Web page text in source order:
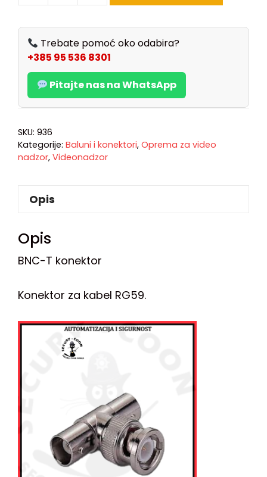
Trebate pomoć oko odabira?
+385 95 536 8301
Pitajte nas na WhatsApp
SKU: 936
Kategorije: Baluni i konektori, Oprema za video
nadzor, Videonadzor
Opis
Opis
BNC-T konektor
Konektor za kabel RG59.